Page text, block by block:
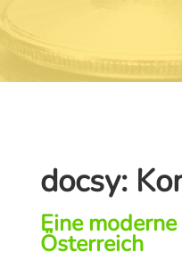
docsy:
Eine
Österreich